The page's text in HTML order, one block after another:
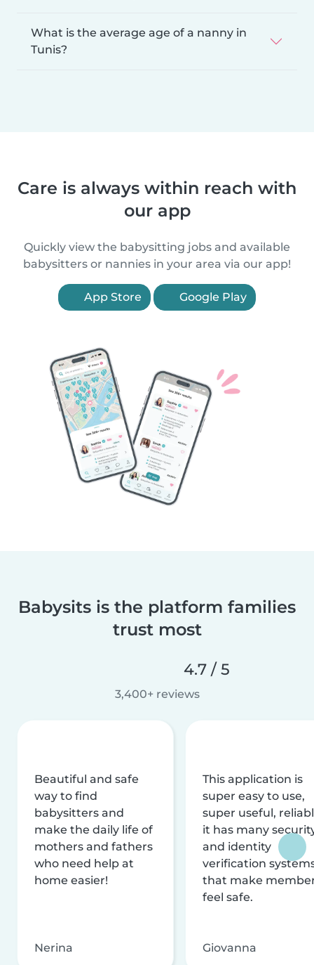
What is the average age of a nanny in
Tunis?
Care is always within reach with
our app
Quickly view the babysitting jobs and available
babysitters or nannies in your area via our app!
App Store Google Play
Babysits is the platform families
trust most
4.7 / 5
3,400+ reviews
Beautiful and safe
way to find
babysitters and
make the daily life of
mothers and fathers
who need help at
home easier!
Nerina
This application is
super easy to use,
super useful,
it has many
and identity
verification
that make
feel safe.
Giovanna